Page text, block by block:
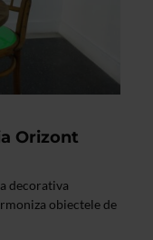
Orizont
decorativa
obiectele de